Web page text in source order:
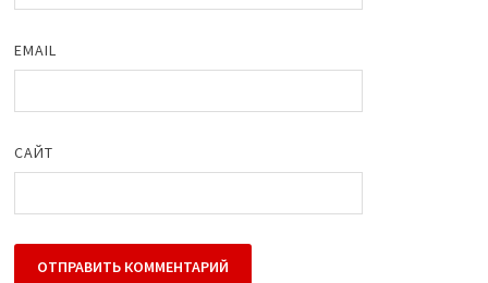
EMAIL
САЙТ